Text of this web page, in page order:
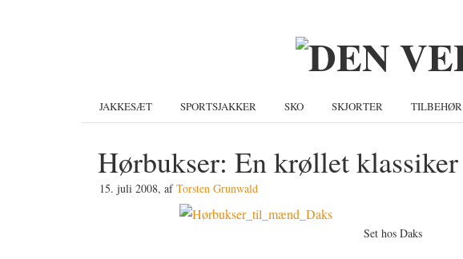
JAKKESÆT SPORTSJAKKER SKO SKJORTER TILBEHØR
Hørbukser: En krøllet klassiker
15. juli 2008, afTorsten Grunwald
Set hos Daks